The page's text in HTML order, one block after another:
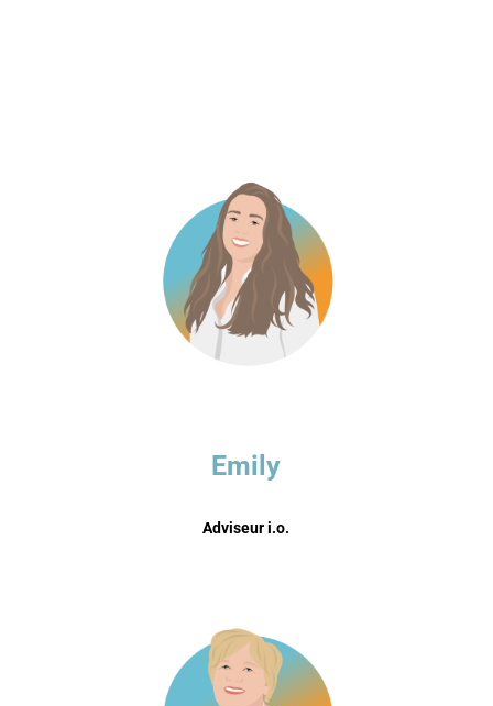
Emily
Adviseur i.o.